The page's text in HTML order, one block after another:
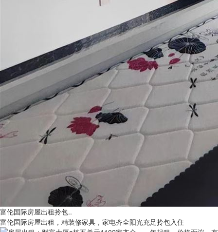
富伦国际房屋出租拎包..
富伦国际房屋出租，精装修家具，家电齐全阳光充足拎包入住